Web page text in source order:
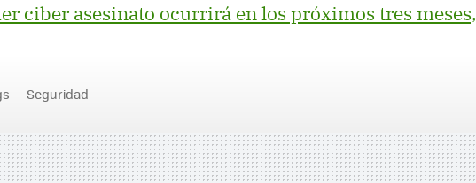
ciber asesinato ocurrirá en los próximos tres meses,
Seguridad